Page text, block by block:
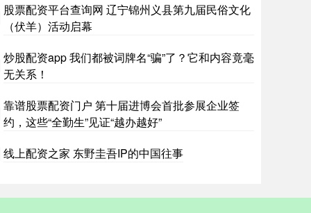
股票配资平台查询网 辽宁锦州义县第九届民俗文化
（伏羊）活动启幕
炒股配资app 我们都被词牌名“骗”了？它和内容竟毫
无关系！
靠谱股票配资门户 第十届进博会首批参展企业签
约，这些“全勤生”见证“越办越好”
线上配资之家 东野圭吾IP的中国往事